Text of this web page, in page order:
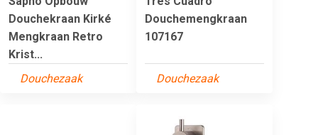
Douchekraan Kirké
Mengkraan Retro
Krist...
Douchezaak
Douchemengkraan
107167
Douchezaak